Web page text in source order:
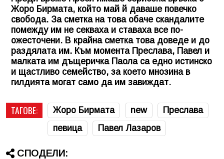
Жоро Бирмата, който май й даваше повечко
свобода. За сметка на това обаче скандалите
помежду им не секваха и ставаха все по-
ожесточени. В крайна сметка това доведе и до
раздялата им. Към момента Преслава, Павел и
малката им дъщеричка Паола са едно истинско
и щастливо семейство, за което мнозина в
гилдията могат само да им завиждат.
ТАГОВЕ: Жоро Бирмата new
Преслава
певица
Павел Лазаров
СПОДЕЛИ: